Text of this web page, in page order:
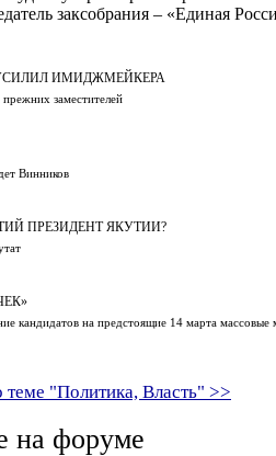
заксобрания – «Единая
ИМИДЖМЕЙКЕРА
заместителей
Винников
ПРЕЗИДЕНТ ЯКУТИИ?
кандидатов на предстоящие 14 марта
"Политика, Власть" >>
на форуме